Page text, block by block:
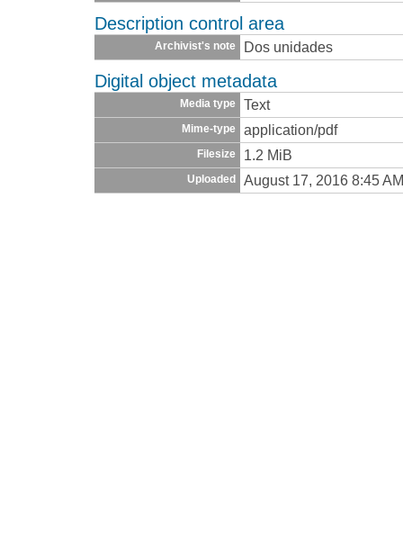
Description control area
Archivist's note Dos unidades
Digital object metadata
Media type Text
Mime-type application/pdf
Filesize 1.2 MiB
Uploaded August 17, 2016 8:45 AM